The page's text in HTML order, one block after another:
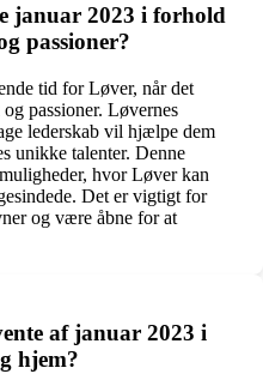
januar 2023 i forhold
passioner?
tid for Løver, når det
passioner. Løvernes
lederskab vil hjælpe dem
unikke talenter. Denne
hvor Løver kan
Det er vigtigt for
og være åbne for at
af januar 2023 i
hjem?